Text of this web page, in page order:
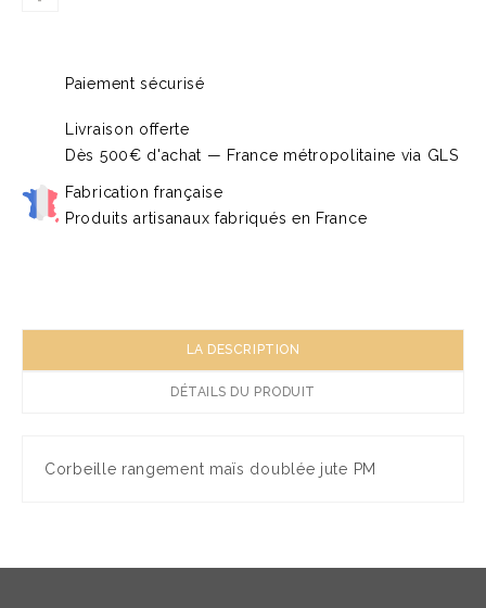
Paiement sécurisé
Livraison offerte
Dès 500€ d'achat — France métropolitaine via GLS
Fabrication française
Produits artisanaux fabriqués en France
LA DESCRIPTION
DÉTAILS DU PRODUIT
Corbeille rangement maïs doublée jute PM